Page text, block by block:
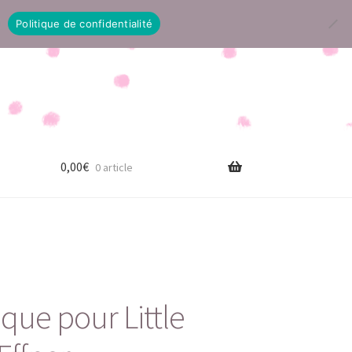
0,00€ 0 article
pour Little
Politique de confidentialité